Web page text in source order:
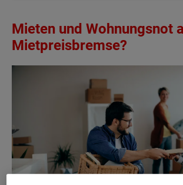
Mieten und Wohnungsnot
Mietpreisbremse?